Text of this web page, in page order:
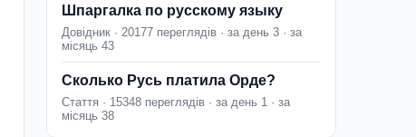
Шпаргалка по русскому языку
Довідник · 20177 переглядів · за день 3 · за
місяць 43
Сколько Русь платила Орде?
Стаття · 15348 переглядів · за день 1 · за
місяць 38